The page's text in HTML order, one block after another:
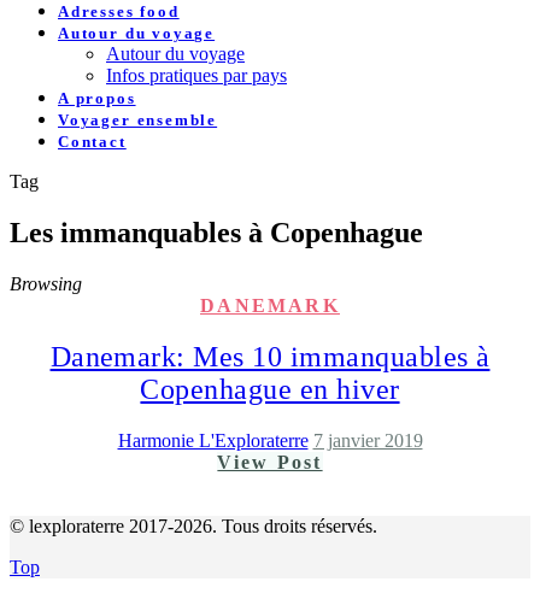
Adresses food
Autour du voyage
Autour du voyage
Infos pratiques par pays
A propos
Voyager ensemble
Contact
Tag
Les immanquables à Copenhague
Browsing
DANEMARK
Danemark: Mes 10 immanquables à
Copenhague en hiver
Harmonie L'Exploraterre 7 janvier 2019
View Post
© lexploraterre 2017-2026. Tous droits réservés.
Top